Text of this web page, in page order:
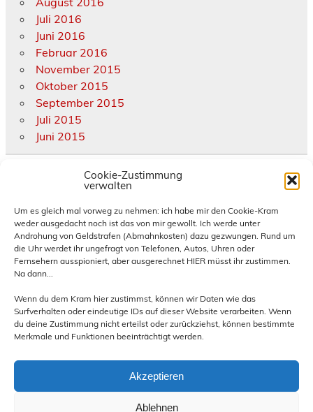
Cookie-Zustimmung
verwalten
Um es gleich mal vorweg zu nehmen: ich habe mir den Cookie-Kram
weder ausgedacht noch ist das von mir gewollt. Ich werde unter
Androhung von Geldstrafen (Abmahnkosten) dazu gezwungen. Rund um
die Uhr werdet ihr ungefragt von Telefonen, Autos, Uhren oder
Fernsehern ausspioniert, aber ausgerechnet HIER müsst ihr zustimmen.
Na dann...
Wenn du dem Kram hier zustimmst, können wir Daten wie das
Surfverhalten oder eindeutige IDs auf dieser Website verarbeiten. Wenn
du deine Zustimmung nicht erteilst oder zurückziehst, können bestimmte
Merkmale und Funktionen beeinträchtigt werden.
Akzeptieren
Ablehnen
Juli 2016
Juni 2016
Februar 2016
November 2015
Oktober 2015
September 2015
Juli 2015
Juni 2015
Allgemein
diverse Termine und Treffen
eigene Termine und Treffen
Hornburg
News und Infos
Presse
Reiseberichte
Rückblick besuchte Treffen
Rückblick eigene Treffen
Technik